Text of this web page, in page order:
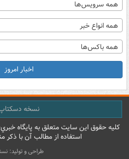
همه سرویس‌ها
همه انواع خبر
همه باکس‌ها
اخبار امروز
نسخه
کليه حقوق اين سايت متعلق به پایگاه
استفاده از مطالب آن با ذکر
طراحی و تولید: